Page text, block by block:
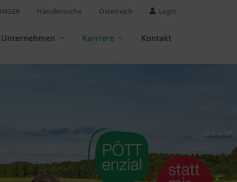
Händlersuche Österreich Login
Unternehmen Karriere Kontakt